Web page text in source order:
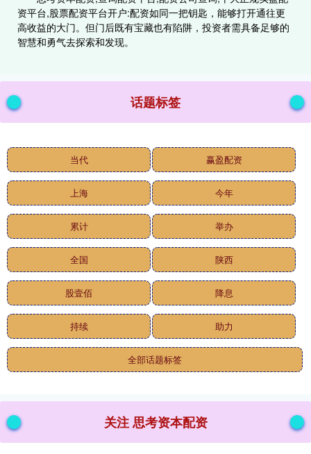
资平台,股票配资平台开户:配资如同一把钥匙，能够打开通往更
高收益的大门。但门后既有宝藏也有陷阱，投资者需具备足够的
智慧和勇气去探索和发现。
话题标签
当代 赢盈配资
上海 今年
累计 举办
全国 陕西
股壹佰 降息
持续 助力
全部话题标签
关注 思考资本配资